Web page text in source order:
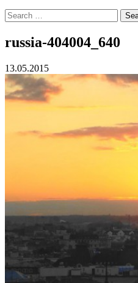
russia-404004_640
13.05.2015